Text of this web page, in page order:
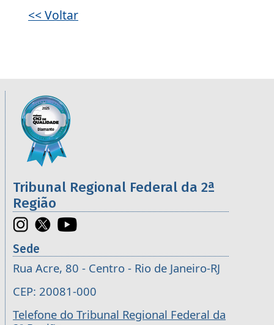
<< Voltar
Informações úteis sobre os órgãos da 2ª
Imagem
Tribunal Regional Federal da 2ª
Região
Sede
Rua Acre, 80 - Centro - Rio de Janeiro-RJ
CEP: 20081-000
Telefone do Tribunal Regional Federal da